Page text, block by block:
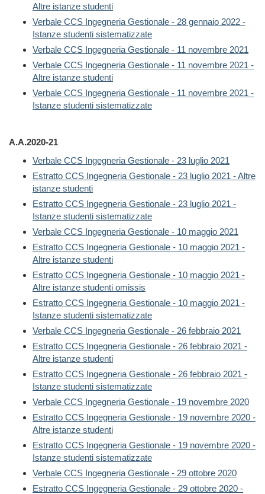
Altre istanze studenti
Verbale CCS Ingegneria Gestionale - 28 gennaio 2022 -
Istanze studenti sistematizzate
Verbale CCS Ingegneria Gestionale - 11 novembre 2021
Verbale CCS Ingegneria Gestionale - 11 novembre 2021 -
Altre istanze studenti
Verbale CCS Ingegneria Gestionale - 11 novembre 2021 -
Istanze studenti sistematizzate
A.A.2020-21
Verbale CCS Ingegneria Gestionale - 23 luglio 2021
Estratto CCS Ingegneria Gestionale - 23 luglio 2021 - Altre
istanze studenti
Estratto CCS Ingegneria Gestionale - 23 luglio 2021 -
Istanze studenti sistematizzate
Verbale CCS Ingegneria Gestionale - 10 maggio 2021
Estratto CCS Ingegneria Gestionale - 10 maggio 2021 -
Altre istanze studenti
Estratto CCS Ingegneria Gestionale - 10 maggio 2021 -
Altre istanze studenti omissis
Estratto CCS Ingegneria Gestionale - 10 maggio 2021 -
Istanze studenti sistematizzate
Verbale CCS Ingegneria Gestionale - 26 febbraio 2021
Estratto CCS Ingegneria Gestionale - 26 febbraio 2021 -
Altre istanze studenti
Estratto CCS Ingegneria Gestionale - 26 febbraio 2021 -
Istanze studenti sistematizzate
Verbale CCS Ingegneria Gestionale - 19 novembre 2020
Estratto CCS Ingegneria Gestionale - 19 novembre 2020 -
Altre istanze studenti
Estratto CCS Ingegneria Gestionale - 19 novembre 2020 -
Istanze studenti sistematizzate
Verbale CCS Ingegneria Gestionale - 29 ottobre 2020
Estratto CCS Ingegneria Gestionale - 29 ottobre 2020 -